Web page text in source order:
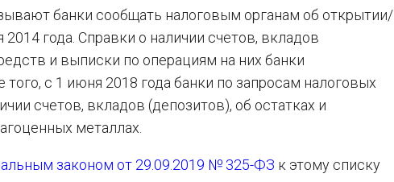
банки сообщать налоговым органам об открытии/
года. Справки о наличии счетов, вкладов
и выписки по операциям на них банки
с 1 июня 2018 года банки по запросам налоговых
счетов, вкладов (депозитов), об остатках и
металлах.
законом от 29.09.2019 № 325-ФЗ к этому списку